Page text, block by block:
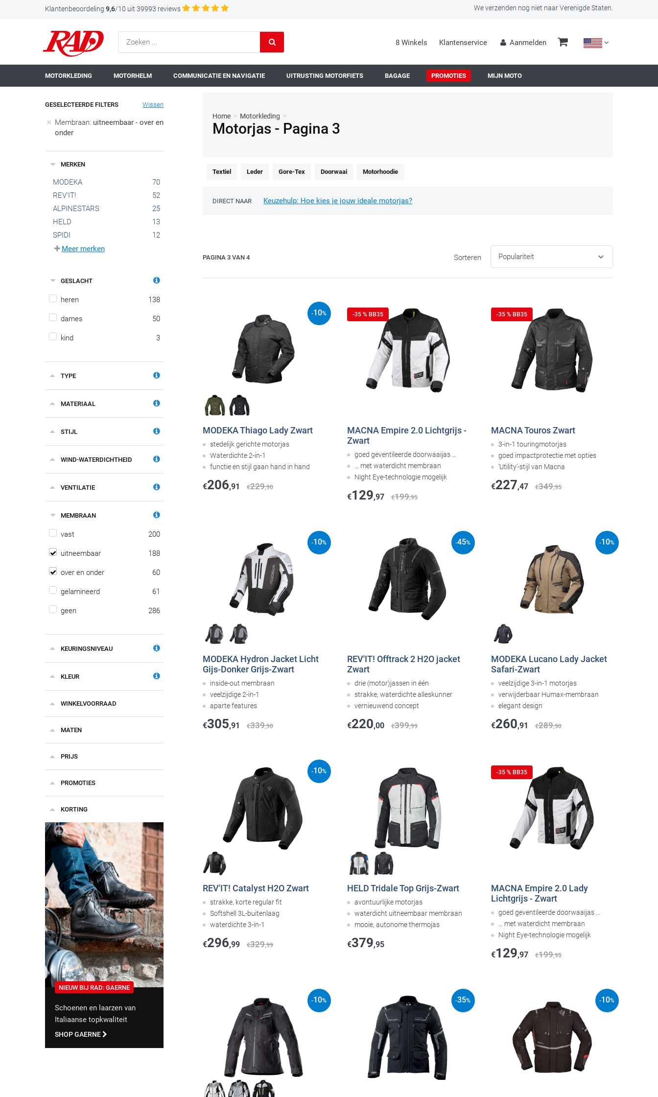
Klantenbeoordeling 9,6/10 uit 39993 reviews We verzenden nog niet naar Verenigde Staten.
8 Winkels Klantenservice Aanmelden
MOTORKLEDING MOTORHELM COMMUNICATIE EN NAVIGATIE UITRUSTING MOTORFIETS BAGAGE PROMOTIES MIJN MOTO
GESELECTEERDE FILTERS Wissen
Membraan: uitneembaar - over en
onder
MERKEN
MODEKA
70
REV'IT!
52
ALPINESTARS
25
HELD
13
SPIDI
12
Meer merken
GESLACHT
heren 138
dames 50
kind 3
TYPE
MATERIAAL
STIJL
WIND-WATERDICHTHEID
VENTILATIE
MEMBRAAN
vast 200
uitneembaar 188
over en onder 60
gelamineerd 61
geen 286
KEURINGSNIVEAU
KLEUR
WINKELVOORRAAD
MATEN
PRIJS
PROMOTIES
KORTING
NIEUW BIJ RAD: GAERNE
Schoenen en laarzen van
Italiaanse topkwaliteit
SHOP GAERNE
Home > Motorkleding >
Motorjas - Pagina 3
Textiel Leder Gore-Tex Doorwaai Motorhoodie
DIRECT NAAR Keuzehulp: Hoe kies je jouw ideale motorjas?
PAGINA 3 VAN 4 Sorteren
MODEKA Thiago Lady Zwart
stedelijk gerichte motorjas
Waterdichte 2-in-1
functie en stijl gaan hand in hand
€206,91 €229,90
-10% -35 % BB35
MACNA Empire 2.0 Lichtgrijs -
Zwart
goed geventileerde doorwaaijas …
… met waterdicht membraan
Night Eye-technologie mogelijk
€129,97 €199,95
-35 % BB35
MACNA Touros Zwart
3-in-1 touringmotorjas
goed impactprotectie met opties
‘Utility’-stijl van Macna
€227,47 €349,95
MODEKA Hydron Jacket Licht
Gijs-Donker Grijs-Zwart
inside-out membraan
veelzijdige 2-in-1
aparte features
€305,91 €339,90
-10%
REV'IT! Offtrack 2 H2O jacket
Zwart
drie (motor)jassen in één
strakke, waterdichte alleskunner
vernieuwend concept
€220,00 €399,99
-45%
MODEKA Lucano Lady Jacket
Safari-Zwart
veelzijdige 3-in-1 motorjas
verwijderbaar Humax-membraan
elegant design
€260,91 €289,90
-10%
REV'IT! Catalyst H2O Zwart
strakke, korte regular fit
Softshell 3L-buitenlaag
waterdichte 3-in-1
€296,99 €329,99
-10%
HELD Tridale Top Grijs-Zwart
avontuurlijke motorjas
waterdicht uitneembaar membraan
mooie, autonome thermojas
€379,95
-35 % BB35
MACNA Empire 2.0 Lady
Lichtgrijs - Zwart
goed geventileerde doorwaaijas …
… met waterdicht membraan
Night Eye-technologie mogelijk
€129,97 €199,95
-10% -35% -10%